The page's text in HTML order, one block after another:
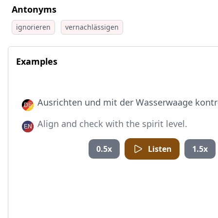
Antonyms
ignorieren vernachlässigen
Examples
Ausrichten und mit der Wasserwaage
Align and check with the spirit level.
0.5x Listen 1.5x